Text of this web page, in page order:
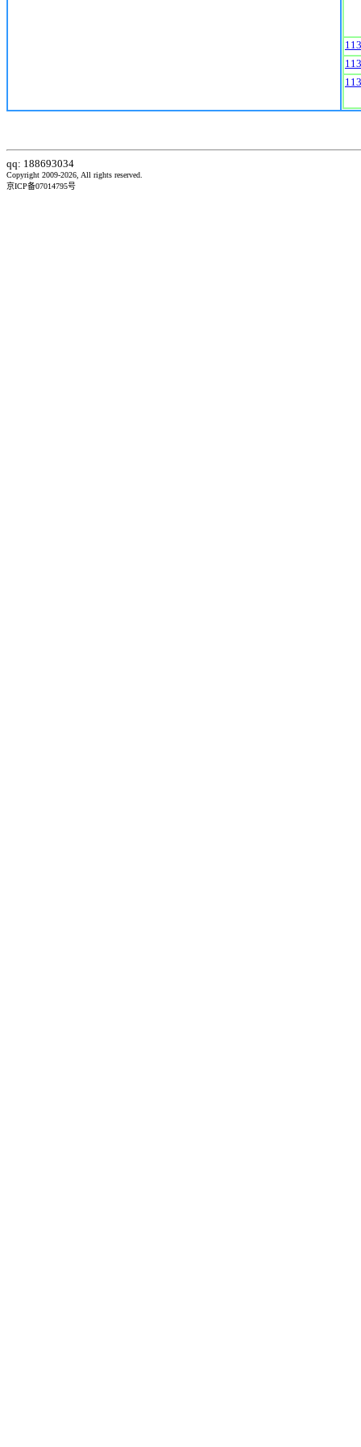
qq: 188693034
Copyright 2009-2026, All rights reserved.
京ICP备07014795号